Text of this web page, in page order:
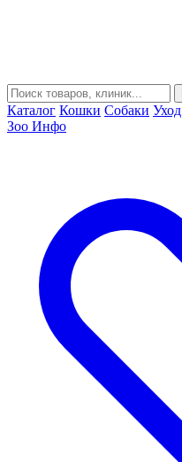
Каталог Кошки Собаки Уход
Зоо Инфо